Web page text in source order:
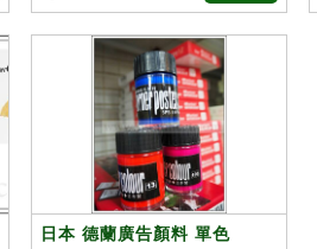
日本 德蘭廣告顏料 單色